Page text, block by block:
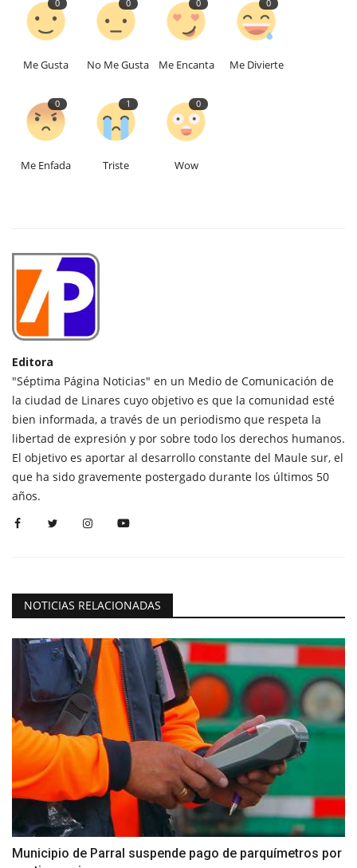
0
Me Gusta
0
No Me Gusta
0
Me Encanta
0
Me Divierte
0
Me Enfada
1
Triste
0
Wow
Editora
"Séptima Página Noticias" en un Medio de Comunicación de
la ciudad de Linares cuyo objetivo es que la comunidad esté
bien informada, a través de un periodismo que respeta la
libertad de expresión y por sobre todo los derechos humanos.
El objetivo es aportar al desarrollo constante del Maule sur, el
que ha sido gravemente postergado durante los últimos 50
años.
NOTICIAS RELACIONADAS
Municipio de Parral suspende pago de parquímetros por